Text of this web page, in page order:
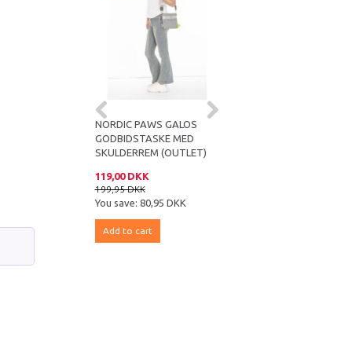
NORDIC PAWS GALOS
GODBIDSTASKE MED
SKULDERREM (OUTLET)
119,00 DKK
199,95 DKK
You save: 80,95 DKK
Add to cart